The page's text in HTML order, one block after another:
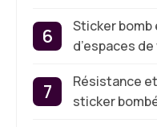
Sticker
d’espaces de
Résistance
sticker